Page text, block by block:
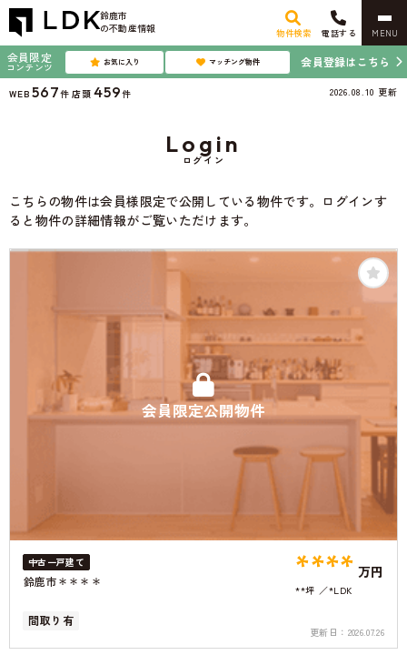
鈴鹿市
の不動産情報
物件検索 電話する MENU
会員限定
コンテンツ お気に入り マッチング物件 会員登録はこちら
WEB 567件 店頭 459件 2026.08.10 更新
ログイン
Login
こちらの物件は会員様限定で公開している物件です。ログインす
ると物件の詳細情報がご覧いただけます。
会員限定公開物件
中古一戸建て
鈴鹿市＊＊＊＊ **** 万円
**坪 *LDK
間取り有
更新日： 2026.07.26